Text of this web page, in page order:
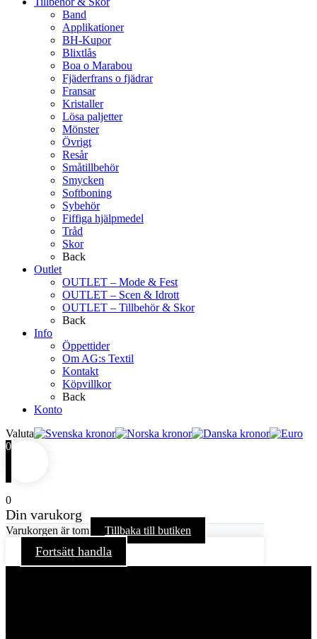
Band
Applikationer
BH-Kupor
Blixtlås
Boa o Marabou
Fjäderfrans o fjädrar
Fransar
Kristaller
Lösa paljetter
Mönster
Övrigt
Resår
Småtillbehör
Smycken
Softboning
Sybehör
Fiffiga hjälpmedel
Tråd
Skor
Back
Outlet
OUTLET – Mode & Fest
OUTLET – Scen & Idrott
OUTLET – Tillbehör & Skor
Back
Info
Öppettider
Om AG:s Textil
Kontakt
Köpvillkor
Back
Konto
Valuta
0
0
Din varukorg
Varukorgen är tom Tillbaka till butiken
Fortsätt handla